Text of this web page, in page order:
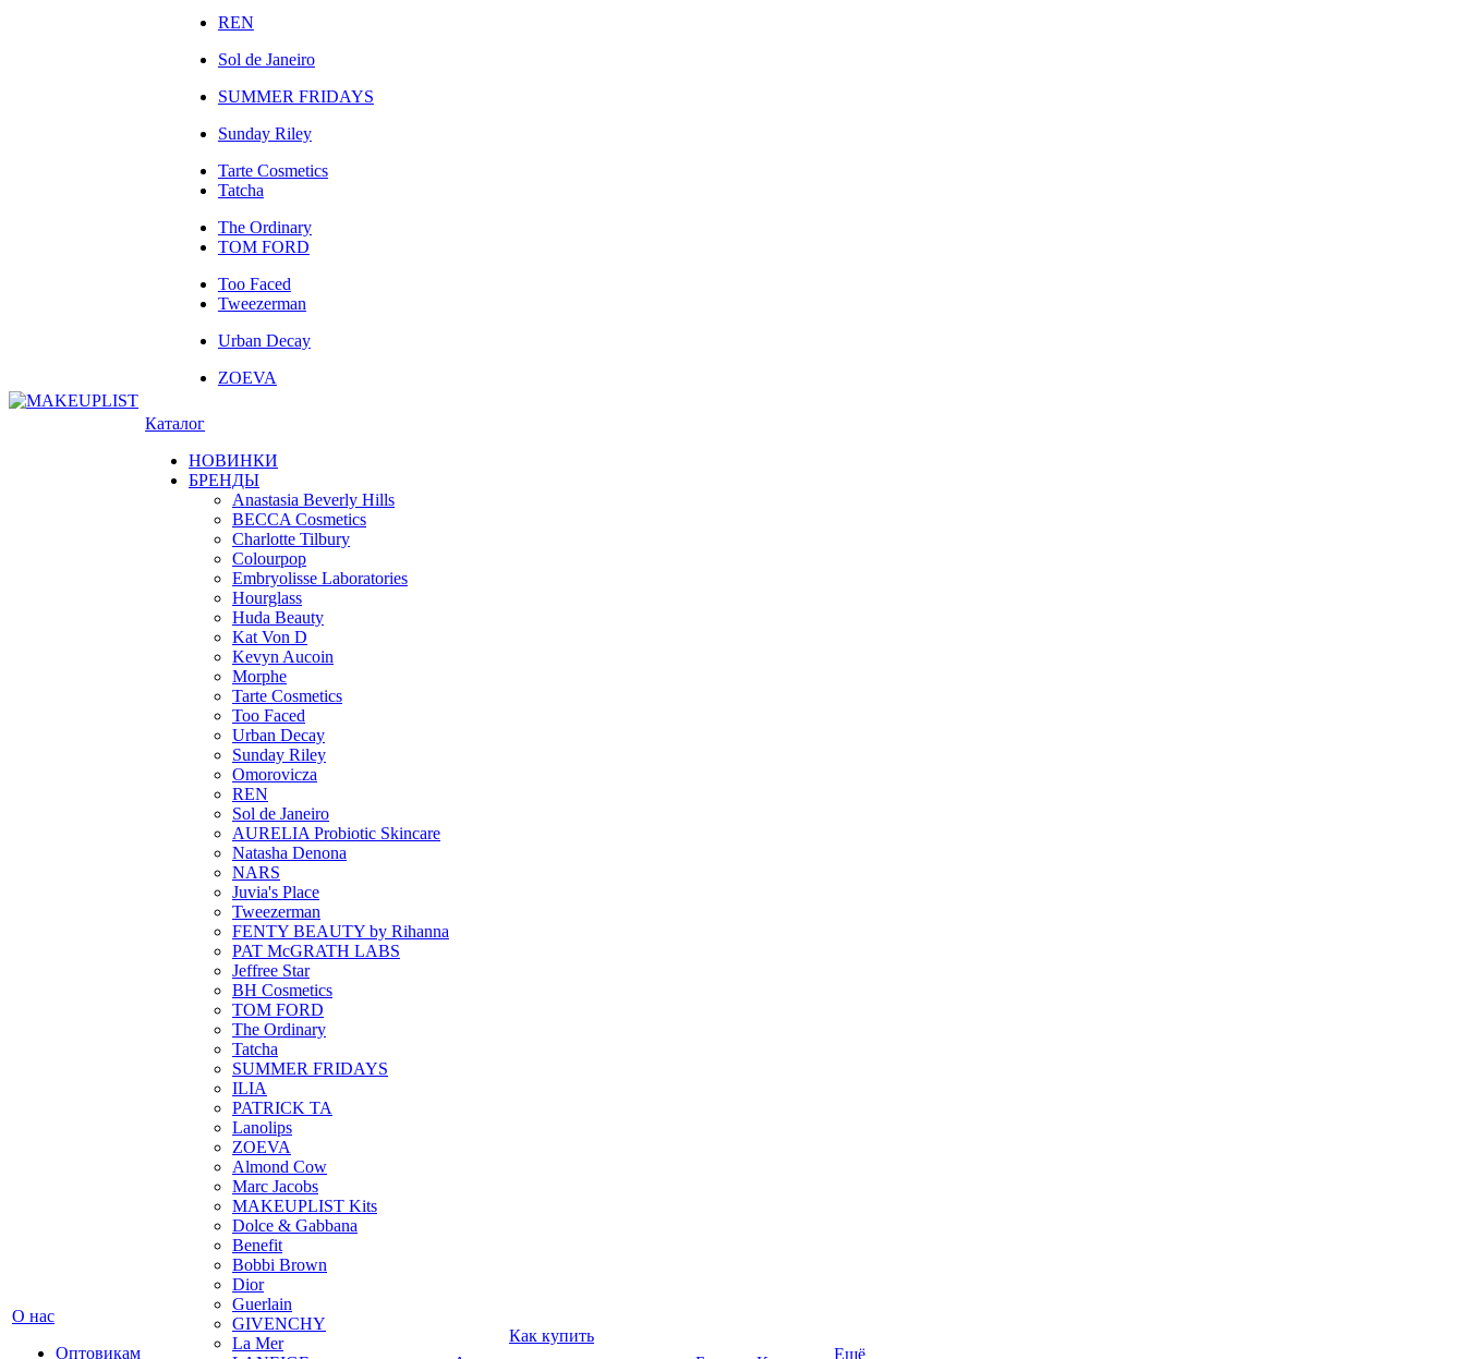
REN
Sol de Janeiro
SUMMER FRIDAYS
Sunday Riley
Tarte Cosmetics
Tatcha
The Ordinary
TOM FORD
Too Faced
Tweezerman
Urban Decay
ZOEVA
О нас
Оптовикам
Каталог
НОВИНКИ
БРЕНДЫ
Anastasia Beverly Hills
BECCA Cosmetics
Charlotte Tilbury
Colourpop
Embryolisse Laboratories
Hourglass
Huda Beauty
Kat Von D
Kevyn Aucoin
Morphe
Tarte Cosmetics
Too Faced
Urban Decay
Sunday Riley
Omorovicza
REN
Sol de Janeiro
AURELIA Probiotic Skincare
Natasha Denona
NARS
Juvia's Place
Tweezerman
FENTY BEAUTY by Rihanna
PAT McGRATH LABS
Jeffree Star
BH Cosmetics
TOM FORD
The Ordinary
Tatcha
SUMMER FRIDAYS
ILIA
PATRICK TA
Lanolips
ZOEVA
Almond Cow
Marc Jacobs
MAKEUPLIST Kits
Dolce & Gabbana
Benefit
Bobbi Brown
Dior
Guerlain
GIVENCHY
La Mer
Как купить
Ещё